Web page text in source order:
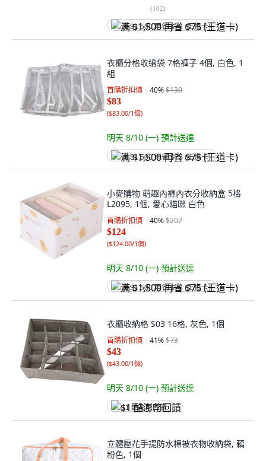
(102)
满 $1,500 再省 $75 (王道卡)
衣櫃分格收納袋 7格褲子 4個, 白色, 1
組
首購折扣價 40%$139
$83
($83.00/1個)
明天 8/10 (一) 預計送達
满 $1,500 再省 $75 (王道卡)
小麥購物 萌趣內褲內衣分收納盒 5格
L2095, 1個, 愛心貓咪 白色
首購折扣價 40%$207
$124
($124.00/1個)
明天 8/10 (一) 預計送達
满 $1,500 再省 $75 (王道卡)
衣櫃收納格 S03 16格, 灰色, 1個
首購折扣價 41%$73
$43
($43.00/1個)
明天 8/10 (一) 預計送達
$1 酷澎幣回饋
立體壓花手提防水棉被衣物收納袋, 藕
粉色, 1個